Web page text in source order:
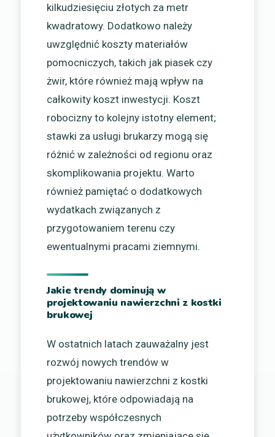
kilkudziesięciu złotych za metr
kwadratowy. Dodatkowo należy
uwzględnić koszty materiałów
pomocniczych, takich jak piasek czy
żwir, które również mają wpływ na
całkowity koszt inwestycji. Koszt
robocizny to kolejny istotny element;
stawki za usługi brukarzy mogą się
różnić w zależności od regionu oraz
skomplikowania projektu. Warto
również pamiętać o dodatkowych
wydatkach związanych z
przygotowaniem terenu czy
ewentualnymi pracami ziemnymi.
Jakie trendy dominują w
projektowaniu nawierzchni z kostki
brukowej
W ostatnich latach zauważalny jest
rozwój nowych trendów w
projektowaniu nawierzchni z kostki
brukowej, które odpowiadają na
potrzeby współczesnych